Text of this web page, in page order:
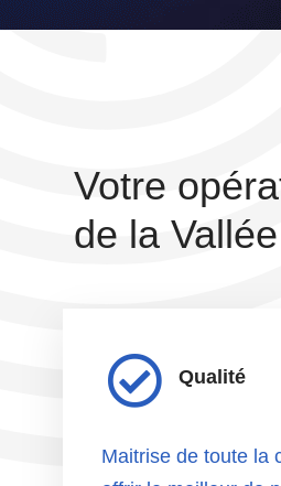
Votre
de la Vallée
Qualité
Maitrise de toute la